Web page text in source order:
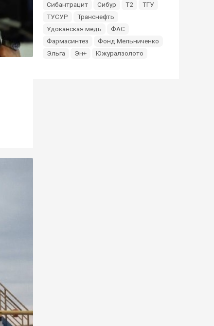
Сибантрацит
Сибур Т2
ТГУ
ТУСУР
Транснефть
Удоканская медь
ФАС
Фармасинтез
Фонд Мельниченко
Эльга
Эн+ Южуралзолото